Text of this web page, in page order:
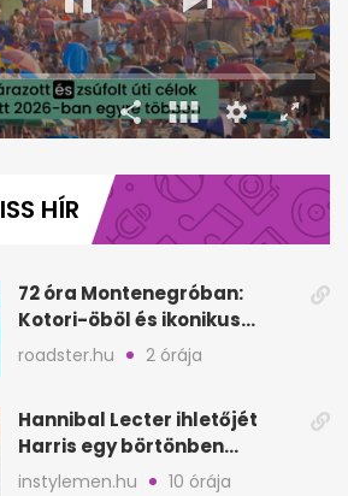
HÍR
72 óra Montenegróban:
Kotori-öböl és ikonikus
tengerpart 3 nap alatt
roadster.hu 2 órája
Hannibal Lecter ihletőjét
Harris egy börtönben
ismerte meg
instylemen.hu 10 órája